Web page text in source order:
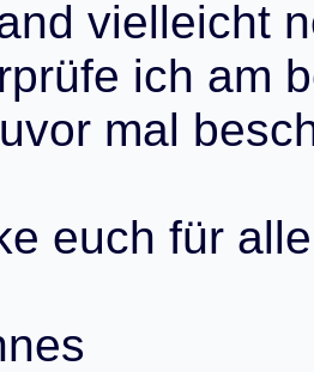
nd vielleicht n
rprüfe ich am b
uvor mal besc
e euch für alle
nes